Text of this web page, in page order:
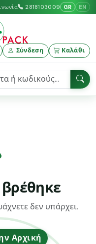
2818103009 GR EN
Σύνδεση Καλάθι
δεν υπάρχει.
Αρχική